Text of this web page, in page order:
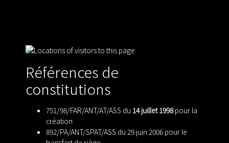
Références de
constitutions
751/98/FAR/ANT/AT/ASS du 14 juillet 1998pour la
création
892/PA/ANT/SPAT/ASS du 29 juin 2006 pour le